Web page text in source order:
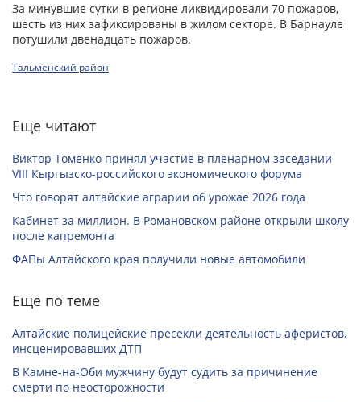
За минувшие сутки в регионе ликвидировали 70 пожаров,
шесть из них зафиксированы в жилом секторе. В Барнауле
потушили двенадцать пожаров.
Тальменский район
Еще читают
Виктор Томенко принял участие в пленарном заседании
VIII Кыргызско-российского экономического форума
Что говорят алтайские аграрии об урожае 2026 года
Кабинет за миллион. В Романовском районе открыли школу
после капремонта
ФАПы Алтайского края получили новые автомобили
Еще по теме
Алтайские полицейские пресекли деятельность аферистов,
инсценировавших ДТП
В Камне-на-Оби мужчину будут судить за причинение
смерти по неосторожности